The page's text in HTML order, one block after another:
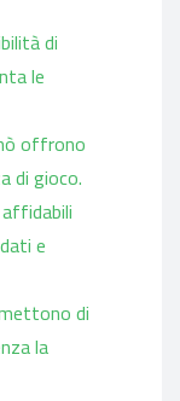
di
le
offrono
di gioco.
e
di
la